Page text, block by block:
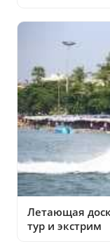
Летающая
тур и экстрим